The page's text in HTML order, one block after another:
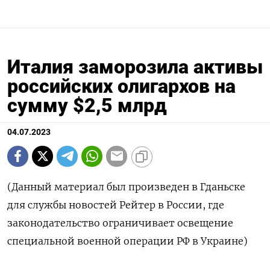
Италия заморозила активы
российских олигархов на
сумму $2,5 млрд
04.07.2023
(Данный материал был произведен в Гданьске
для службы новостей Рейтер в России, где
законодательство ограничивает освещение
специальной военной операции РФ в Украине)